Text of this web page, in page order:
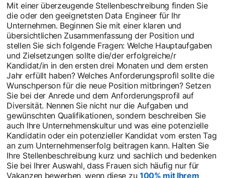
Mit einer überzeugende Stellenbeschreibung finden Sie
die oder den geeignetsten Data Engineer für Ihr
Unternehmen. Beginnen Sie mit einer klaren und
übersichtlichen Zusammenfassung der Position und
stellen Sie sich folgende Fragen: Welche Hauptaufgaben
und Zielsetzungen sollte die/der erfolgreiche/r
Kandidat/in in den ersten drei Monaten und dem ersten
Jahr erfüllt haben? Welches Anforderungsprofil sollte die
Wunschperson für die neue Position mitbringen? Setzen
Sie bei der Anrede und dem Anforderungsprofil auf
Diversität. Nennen Sie nicht nur die Aufgaben und
gewünschten Qualifikationen, sondern beschreiben Sie
auch Ihre Unternehmenskultur und was eine potenzielle
Kandidatin oder ein potenzieller Kandidat vom ersten Tag
an zum Unternehmenserfolg beitragen kann. Halten Sie
Ihre Stellenbeschreibung kurz und sachlich und bedenken
Sie bei Ihrer Auswahl, dass Frauen sich häufig nur für
Vakanzen bewerben, wenn diese zu 100% mit Ihrem